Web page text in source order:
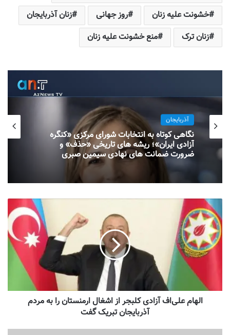
خشونت علیه زنان
روز جهانی
زنان آذربایجان
زنان ترک
منع خشونت علیه زنان
آذربایجان
نگاهی کوتاه به انتخابات شورای مرکزی «کنگره
آزادی ایران»؛ ریشه های تاریخی «حذف» و
ضرورت ضمانت های نهادی سیمین صبری
الهام علی‌اف آزادی کلبجر از اشغال ارمنستان را به مردم
آذربایجان تبریک گفت